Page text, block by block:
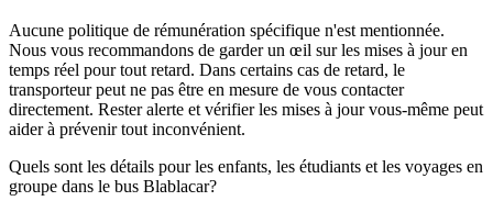
Aucune politique de rémunération spécifique n'est mentionnée.
Nous vous recommandons de garder un œil sur les mises à jour en
temps réel pour tout retard. Dans certains cas de retard, le
transporteur peut ne pas être en mesure de vous contacter
directement. Rester alerte et vérifier les mises à jour vous-même peut
aider à prévenir tout inconvénient.
Quels sont les détails pour les enfants, les étudiants et les voyages en
groupe dans le bus Blablacar?